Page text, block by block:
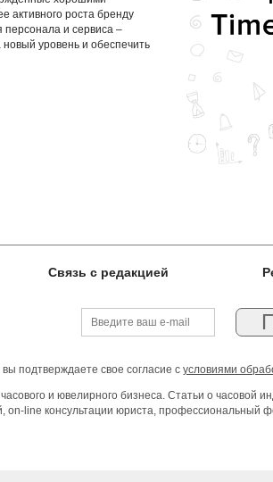
активного роста бренду
персонала и сервиса –
уровень и обеспечить
Связь с редакцией
подтверждаете свое согласие с условиями
и ювелирного бизнеса. Статьи о часовой
on-line консультации юриста, профессиональный